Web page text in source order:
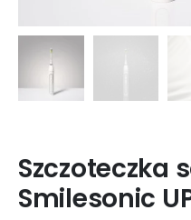
Szczoteczka
Smilesonic